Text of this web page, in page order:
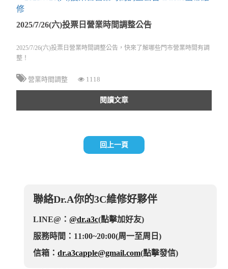
2025/7/26(六)投票日營業時間調整公告
2025/7/26(六)投票日營業時間調整公告，快來了解哪些門市營業時間有調
整！
營業時間調整 1118
閱讀文章
回上一頁
聯絡Dr.A你的3C維修好夥伴
LINE@：@dr.a3c(點擊加好友)
服務時間：11:00~20:00(周一至周日)
信箱：dr.a3capple@gmail.com(點擊發信)